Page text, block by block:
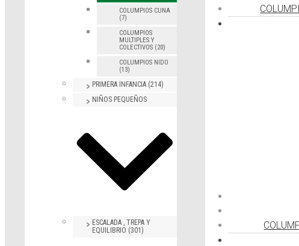
COLUMPIOS CUNA
(7)
COLUMPIOS
MULTIPLES Y
COLECTIVOS (20)
COLUMPIOS NIDO
(13)
PRIMERA INFANCIA (214)
NIÑOS PEQUEÑOS
ESCALADA , TREPA Y
EQUILIBRIO (301)